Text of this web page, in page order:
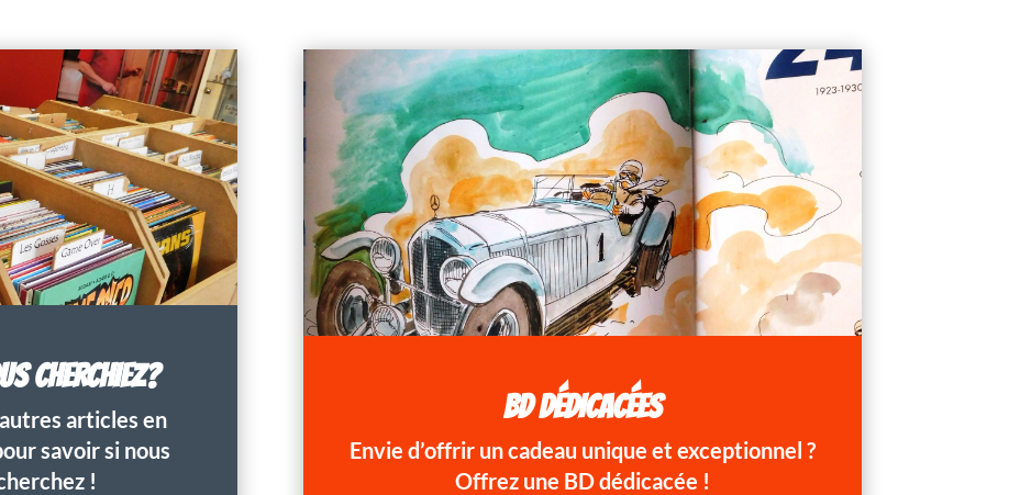
CHERCHIEZ?
articles en
savoir si nous
!
BD DÉDICACÉES
Envie d’offrir un cadeau unique et exceptionnel ?
Offrez une BD dédicacée !